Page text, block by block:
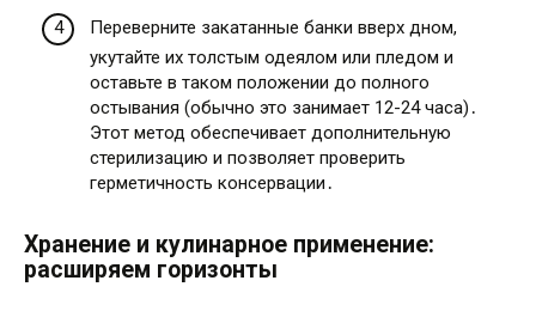
Переверните закатанные банки вверх дном,
укутайте их толстым одеялом или пледом и
оставьте в таком положении до полного
остывания (обычно это занимает 12-24 часа)․
Этот метод обеспечивает дополнительную
стерилизацию и позволяет проверить
герметичность консервации․
Хранение и кулинарное применение:
расширяем горизонты